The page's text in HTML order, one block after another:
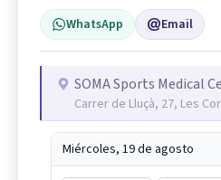
WhatsApp Email
SOMA Sports Medical
Carrer de Lluçà, 27, Les
Miércoles, 19 de agosto